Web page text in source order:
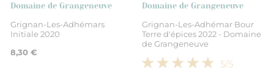
Domaine de Grangeneuve
Grignan-Les-Adhémars
Initiale 2020
8,30 €
Domaine de Grangeneuve
Grignan-Les-Adhémar Bour
Terre d'épices 2022 - Domaine
de Grangeneuve
5/5